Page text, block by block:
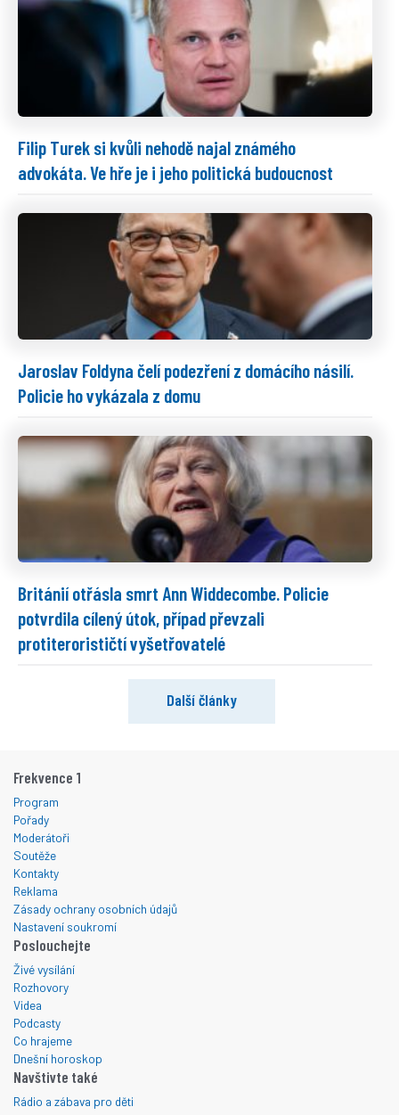
Filip Turek si kvůli nehodě najal známého
advokáta. Ve hře je i jeho politická budoucnost
Jaroslav Foldyna čelí podezření z domácího násilí.
Policie ho vykázala z domu
Británií otřásla smrt Ann Widdecombe. Policie
potvrdila cílený útok, případ převzali
protiterorističtí vyšetřovatelé
Další články
Frekvence 1
Program
Pořady
Moderátoři
Soutěže
Kontakty
Reklama
Zásady ochrany osobních údajů
Nastavení soukromí
Poslouchejte
Živé vysílání
Rozhovory
Videa
Podcasty
Co hrajeme
Dnešní horoskop
Navštivte také
Rádio a zábava pro děti